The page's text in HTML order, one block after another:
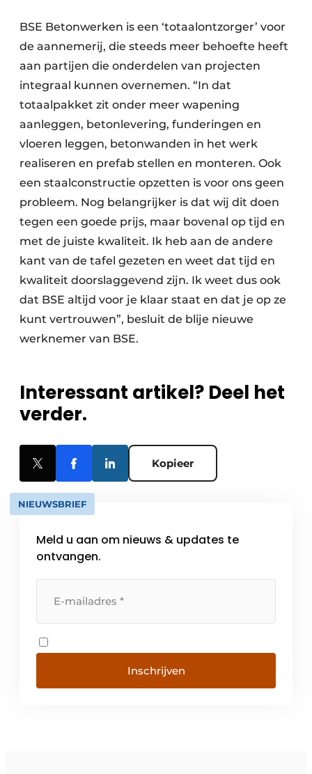
BSE Betonwerken is een ‘totaalontzorger’ voor
de aannemerij, die steeds meer behoefte heeft
aan partijen die onderdelen van projecten
integraal kunnen overnemen. “In dat
totaalpakket zit onder meer wapening
aanleggen, betonlevering, funderingen en
vloeren leggen, betonwanden in het werk
realiseren en prefab stellen en monteren. Ook
een staalconstructie opzetten is voor ons geen
probleem. Nog belangrijker is dat wij dit doen
tegen een goede prijs, maar bovenal op tijd en
met de juiste kwaliteit. Ik heb aan de andere
kant van de tafel gezeten en weet dat tijd en
kwaliteit doorslaggevend zijn. Ik weet dus ook
dat BSE altijd voor je klaar staat en dat je op ze
kunt vertrouwen”, besluit de blije nieuwe
werknemer van BSE.
Interessant artikel? Deel het
verder.
Kopieer
NIEUWSBRIEF
Meld u aan om nieuws & updates te
ontvangen.
Inschrijven